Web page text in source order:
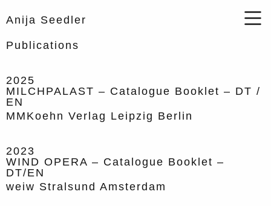
Anija Seedler
Publications
2025
MILCHPALAST – Catalogue Booklet – DT /
EN
MMKoehn Verlag Leipzig Berlin
2023
WIND OPERA – Catalogue Booklet –
DT/EN
weiw Stralsund Amsterdam